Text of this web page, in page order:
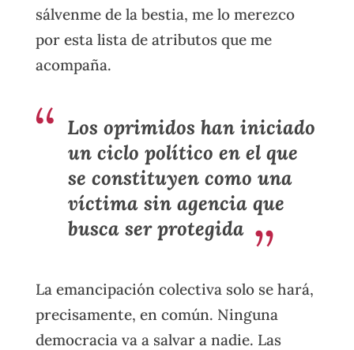
sálvenme de la bestia, me lo merezco
por esta lista de atributos que me
acompaña.
Los oprimidos han iniciado
un ciclo político en el que
se constituyen como una
víctima sin agencia que
busca ser protegida
La emancipación colectiva solo se hará,
precisamente, en común. Ninguna
democracia va a salvar a nadie. Las